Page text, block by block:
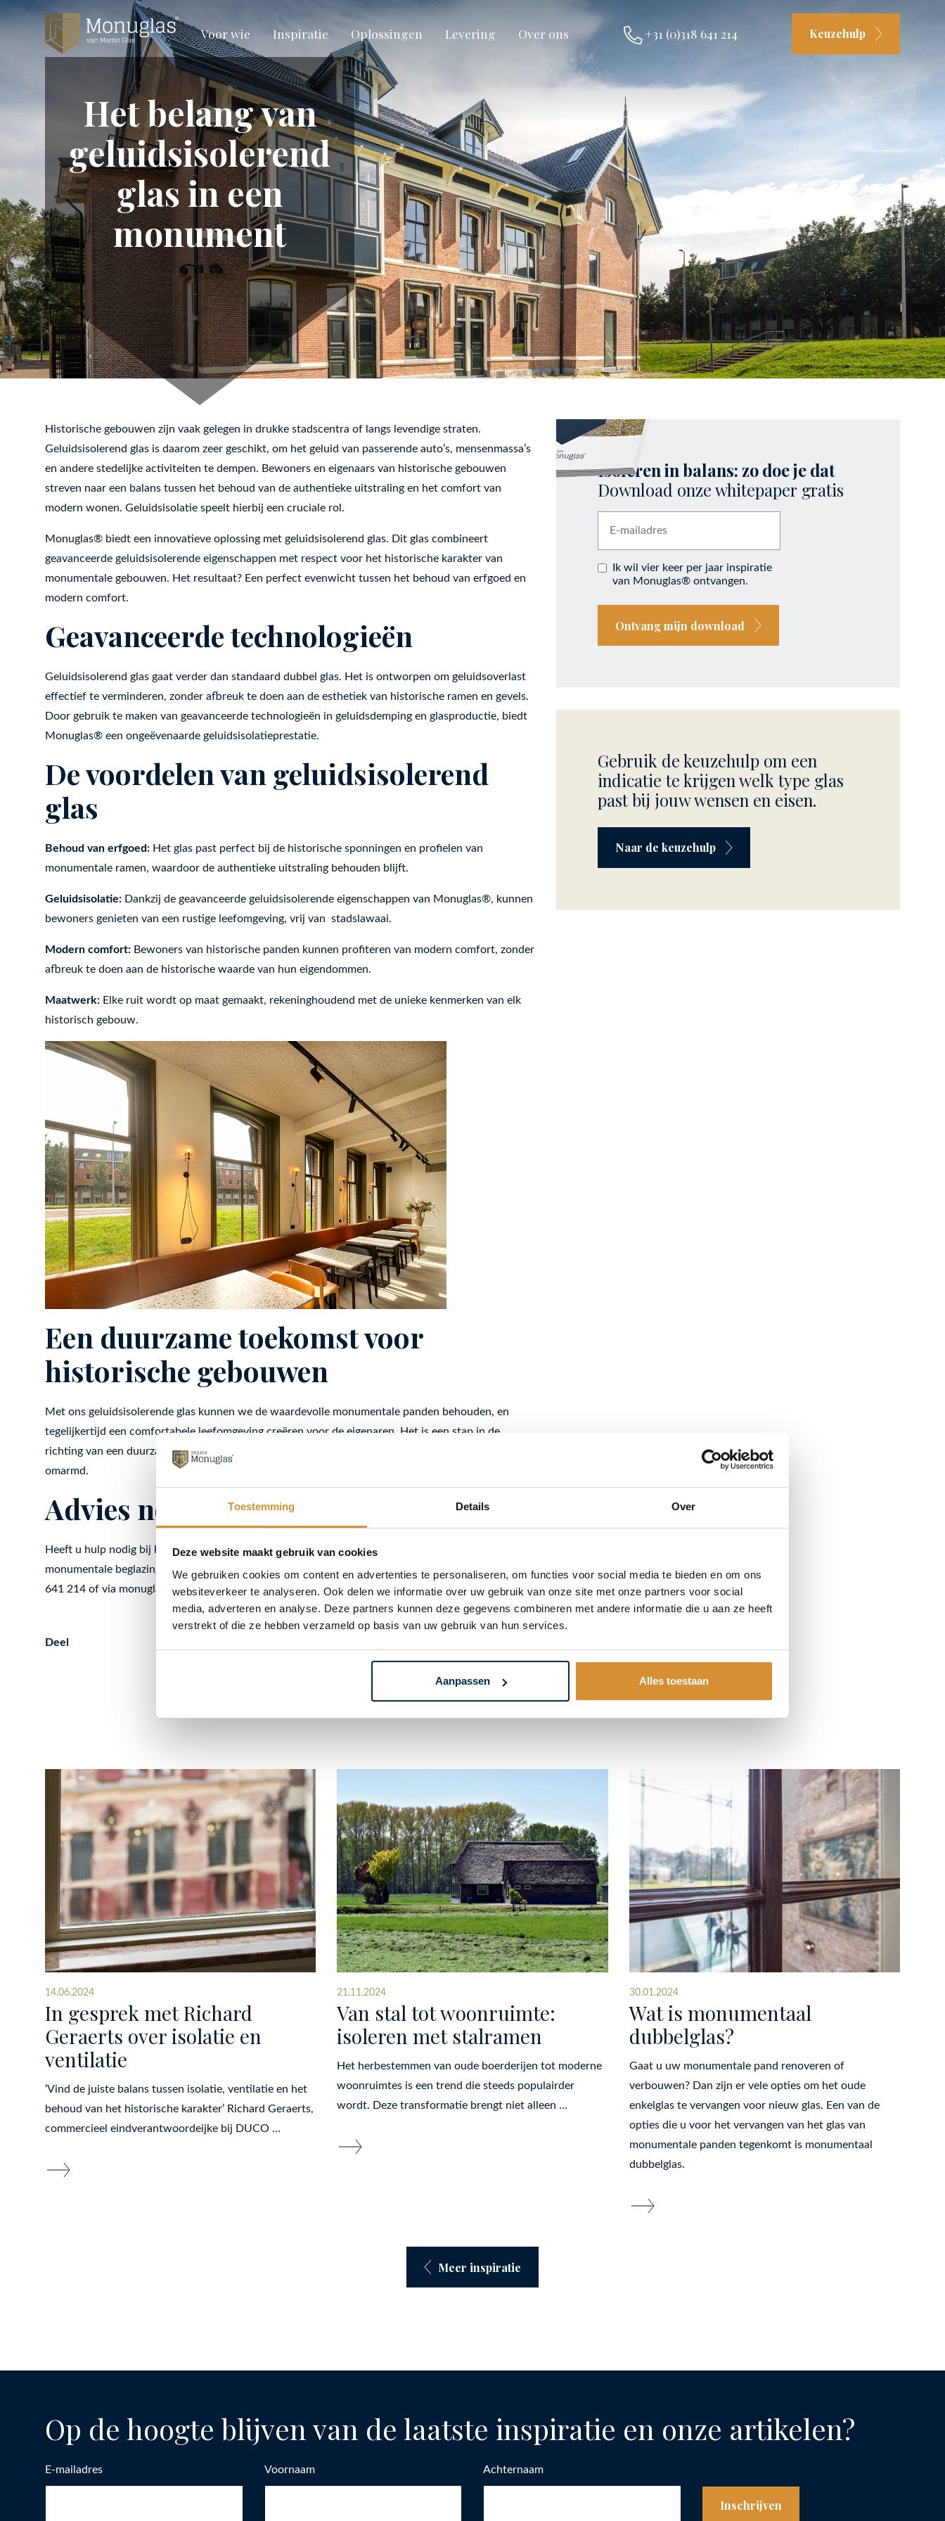
Toestemming Details Over
Deze website maakt gebruik van cookies
We gebruiken cookies om content en advertenties te personaliseren, om functies voor social media te bieden en om ons
websiteverkeer te analyseren. Ook delen we informatie over uw gebruik van onze site met onze partners voor social
media, adverteren en analyse. Deze partners kunnen deze gegevens combineren met andere informatie die u aan ze heeft
verstrekt of die ze hebben verzameld op basis van uw gebruik van hun services.
Aanpassen Alles toestaan
Voor wie Inspiratie Oplossingen Levering Over ons +31 (0)318 641 214 Keuzehulp
Het belang van
geluidsisolerend
glas in een
monument
Historische gebouwen zijn vaak gelegen in drukke stadscentra of langs levendige straten.
Geluidsisolerend glas is daarom zeer geschikt, om het geluid van passerende auto’s, mensenmassa’s
en andere stedelijke activiteiten te dempen. Bewoners en eigenaars van historische gebouwen
streven naar een balans tussen het behoud van de authentieke uitstraling en het comfort van
modern wonen. Geluidsisolatie speelt hierbij een cruciale rol.
Monuglas® biedt een innovatieve oplossing met geluidsisolerend glas. Dit glas combineert
geavanceerde geluidsisolerende eigenschappen met respect voor het historische karakter van
monumentale gebouwen. Het resultaat? Een perfect evenwicht tussen het behoud van erfgoed en
modern comfort.
Geavanceerde technologieën
Geluidsisolerend glas gaat verder dan standaard dubbel glas. Het is ontworpen om geluidsoverlast
effectief te verminderen, zonder afbreuk te doen aan de esthetiek van historische ramen en gevels.
Door gebruik te maken van geavanceerde technologieën in geluidsdemping en glasproductie, biedt
Monuglas® een ongeëvenaarde geluidsisolatieprestatie.
De voordelen van geluidsisolerend
glas
Behoud van erfgoed: Het glas past perfect bij de historische sponningen en profielen van
monumentale ramen, waardoor de authentieke uitstraling behouden blijft.
Geluidsisolatie: Dankzij de geavanceerde geluidsisolerende eigenschappen van Monuglas®, kunnen
bewoners genieten van een rustige leefomgeving, vrij van stadslawaai.
Modern comfort: Bewoners van historische panden kunnen profiteren van modern comfort, zonder
afbreuk te doen aan de historische waarde van hun eigendommen.
Maatwerk: Elke ruit wordt op maat gemaakt, rekeninghoudend met de unieke kenmerken van elk
historisch gebouw.
Een duurzame toekomst voor
historische gebouwen
Met ons geluidsisolerende glas kunnen we de waardevolle monumentale panden behouden, en
tegelijkertijd een comfortabele leefomgeving creëren voor de eigenaren. Het is een stap in de
richting van een duurzame toekomst, waarin het verleden wordt gekoesterd en het heden wordt
omarmd.
Advies nodig bij geluidsisoleren glas?
Heeft u hulp nodig bij het vervangen van het glas in uw monument? Bart Vroegh, adviseur
monumentale beglazing, helpt u bij elke stap. Neem vrijblijvend
contact
met ons op via +31 (0)318
641 214 of via monuglas@stolkerglas.nl.
Deel
Isoleren in balans: zo doe je dat
Download onze whitepaper gratis
Ik wil vier keer per jaar inspiratie
van Monuglas® ontvangen.
Ontvang mijn download
Gebruik de keuzehulp om een
indicatie te krijgen welk type glas
past bij jouw wensen en eisen.
Naar de keuzehulp
14.06.2024
In gesprek met Richard
Geraerts over isolatie en
ventilatie
‘Vind de juiste balans tussen isolatie, ventilatie en het
behoud van het historische karakter’ Richard Geraerts,
commercieel eindverantwoordeijke bij DUCO …
21.11.2024
Van stal tot woonruimte:
isoleren met stalramen
Het herbestemmen van oude boerderijen tot moderne
woonruimtes is een trend die steeds populairder
wordt. Deze transformatie brengt niet alleen …
30.01.2024
Wat is monumentaal
dubbelglas?
Gaat u uw monumentale pand renoveren of
verbouwen? Dan zijn er vele opties om het oude
enkelglas te vervangen voor nieuw glas. Een van de
opties die u voor het vervangen van het glas van
monumentale panden tegenkomt is monumentaal
dubbelglas.
Meer inspiratie
Op de hoogte blijven van de laatste inspiratie en onze artikelen?
E-mailadres Voornaam Achternaam